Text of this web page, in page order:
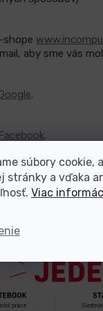
súbory cookie,
stránky a vďaka
Viac
shope
aby sme vás
.
Facebook.
31.8.2026.
stránkach a